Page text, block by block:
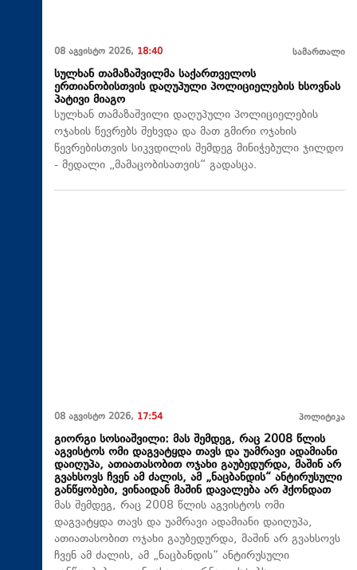
08 აგვისტო 2026, 18:40 სამართალი
სულხან თამაზაშვილმა საქართველოს
ერთიანობისთვის დაღუპული პოლიციელების ხსოვნას
პატივი მიაგო
სულხან თამაზაშვილი დაღუპული პოლიციელების
ოჯახის წევრებს შეხვდა და მათ გმირი ოჯახის
წევრებისთვის სიკვდილის შემდეგ მინიჭებული ჯილდო
- მედალი „მამაცობისათვის“ გადასცა.
08 აგვისტო 2026, 17:54 პოლიტიკა
გიორგი სოსიაშვილი: მას შემდეგ, რაც 2008 წლის
აგვისტოს ომი დაგვატყდა თავს და უამრავი ადამიანი
დაიღუპა, ათიათასობით ოჯახი გაუბედურდა, მაშინ არ
გვახსოვს ჩვენ ამ ძალის, ამ „ნაცბანდის“ ანტირუსული
განწყობები, ვინაიდან მაშინ დავალება არ ჰქონდათ
მას შემდეგ, რაც 2008 წლის აგვისტოს ომი
დაგვატყდა თავს და უამრავი ადამიანი დაიღუპა,
ათიათასობით ოჯახი გაუბედურდა, მაშინ არ გვახსოვს
ჩვენ ამ ძალის, ამ „ნაცბანდის“ ანტირუსული